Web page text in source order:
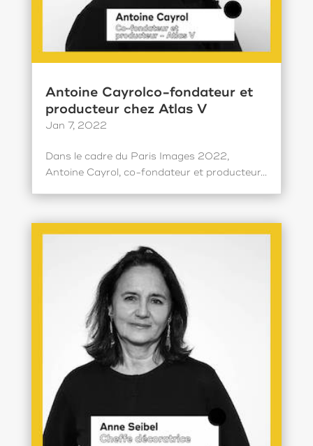
Antoine Cayrolco-fondateur et
producteur chez Atlas V
Jan 7, 2022
Dans le cadre du Paris Images 2022,
Antoine Cayrol, co-fondateur et producteur...